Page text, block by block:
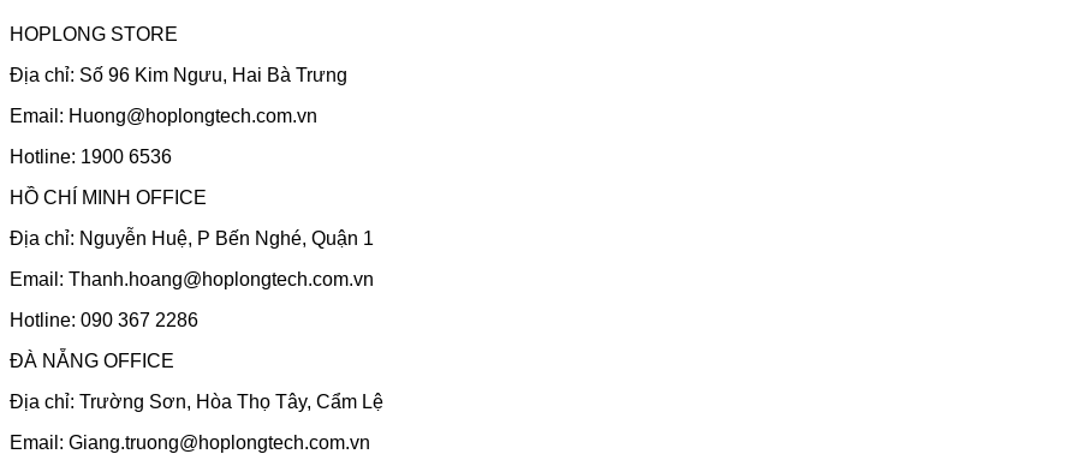
HOPLONG STORE
Địa chỉ: Số 96 Kim Ngưu, Hai Bà Trưng
Email: Huong@hoplongtech.com.vn
Hotline: 1900 6536
HỒ CHÍ MINH OFFICE
Địa chỉ: Nguyễn Huệ, P Bến Nghé, Quận 1
Email: Thanh.hoang@hoplongtech.com.vn
Hotline: 090 367 2286
ĐÀ NẴNG OFFICE
Địa chỉ: Trường Sơn, Hòa Thọ Tây, Cẩm Lệ
Email: Giang.truong@hoplongtech.com.vn